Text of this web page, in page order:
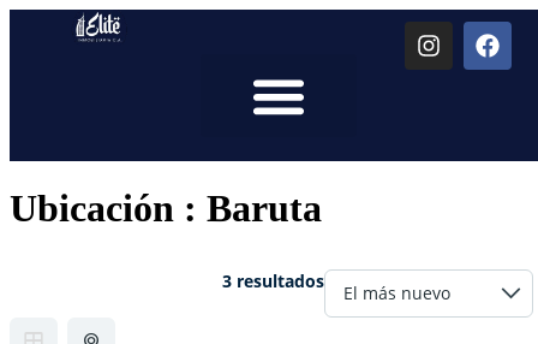
Ubicación : Baruta
3 resultados